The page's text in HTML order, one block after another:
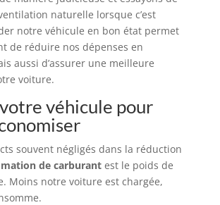
naturelle lorsque c’est
notre véhicule en bon état permet
de réduire nos dépenses en
aussi d’assurer une meilleure
voiture.
véhicule pour
souvent négligés dans la réduction
de carburantest le poids de
Moins notre voiture est chargée,